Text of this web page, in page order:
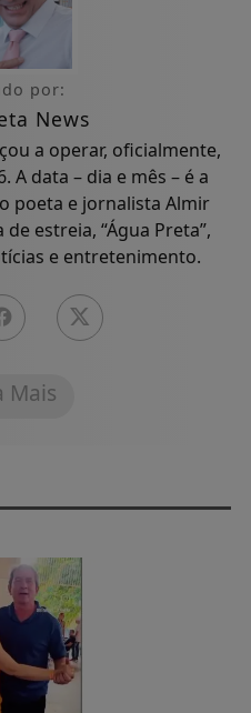
por:
News
a operar, oficialmente,
A data – dia e mês – é a
poeta e jornalista Almir
estreia, “Água Preta”,
e entretenimento.
Mais